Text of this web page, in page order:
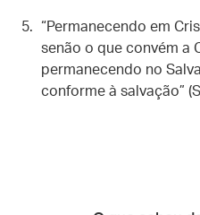
“Permanecendo em
senão o que convém a
permanecendo no
conforme à salvação”